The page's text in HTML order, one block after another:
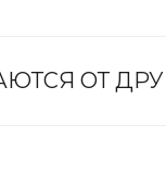
ОТ